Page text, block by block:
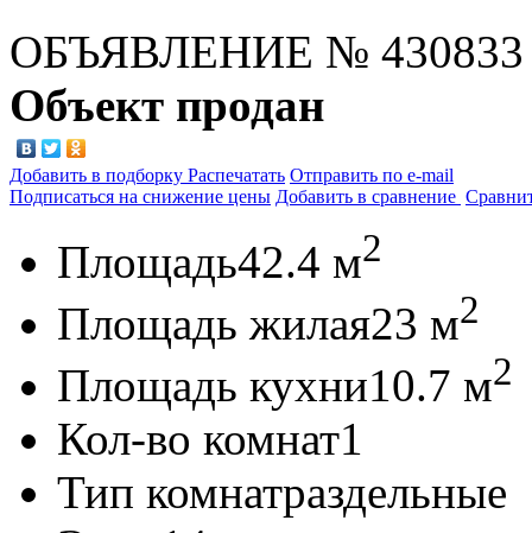
ОБЪЯВЛЕНИЕ № 430833
Объект продан
Добавить в подборку Распечатать Отправить по e-mail
Подписаться на снижение цены Добавить в сравнение
Площадь42.4 м2
Площадь жилая23 м2
Площадь кухни10.7 м2
Кол-во комнат1
Тип комнатраздельные